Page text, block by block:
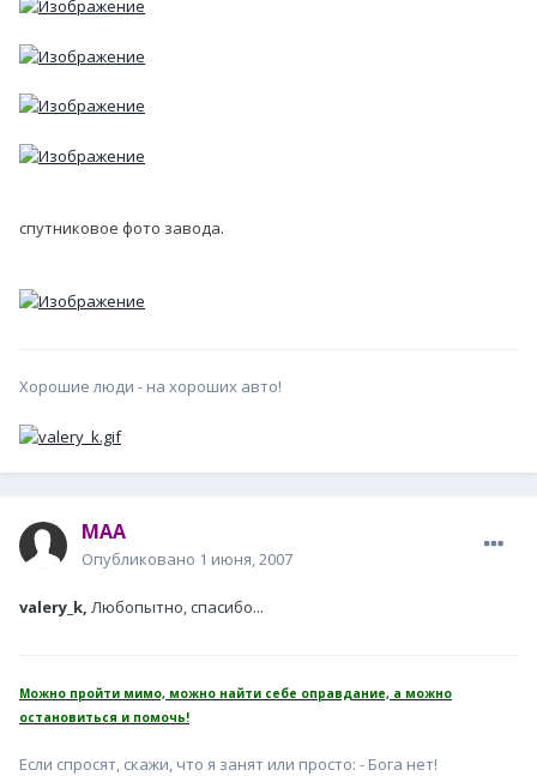
спутниковое фото завода.
Хорошие люди - на хороших авто!
MAA
Опубликовано 1 июня, 2007
valery_k, Любопытно, спасибо...
Можно пройти мимо, можно найти себе оправдание, а можно
остановиться и помочь!
Если спросят, скажи, что я занят или просто: - Бога нет!